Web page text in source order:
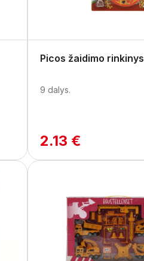
Picos žaidimo rinkinys
9 dalys.
2.13 €